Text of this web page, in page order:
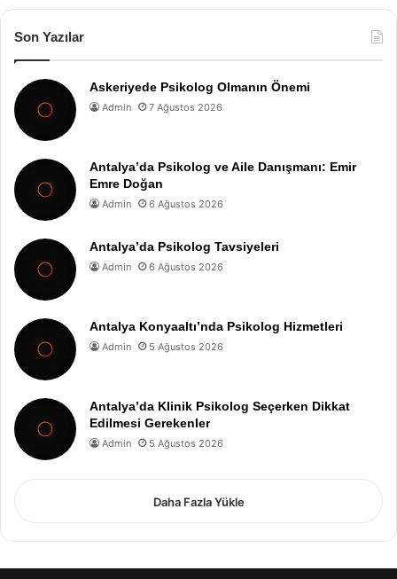
Son Yazılar
Askeriyede Psikolog Olmanın Önemi
Admin 7 Ağustos 2026
Antalya’da Psikolog ve Aile Danışmanı: Emir
Emre Doğan
Admin 6 Ağustos 2026
Antalya’da Psikolog Tavsiyeleri
Admin 6 Ağustos 2026
Antalya Konyaaltı’nda Psikolog Hizmetleri
Admin 5 Ağustos 2026
Antalya’da Klinik Psikolog Seçerken Dikkat
Edilmesi Gerekenler
Admin 5 Ağustos 2026
Daha Fazla Yükle